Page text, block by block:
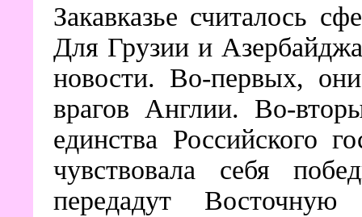
Закавказье считалось
Для Грузии и
новости. Во-первых,
врагов Англии. Во-
единства Российского
чувствовала себя
передадут